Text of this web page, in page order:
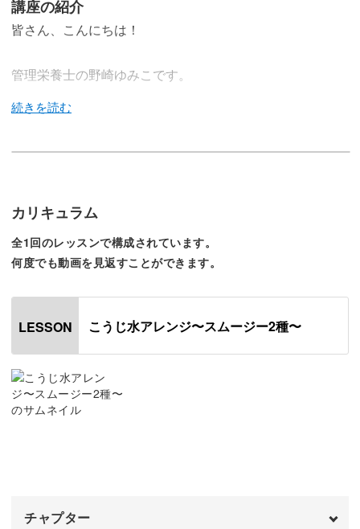
講座の紹介
皆さん、こんにちは！
管理栄養士の野崎ゆみこです。
秘改善・代謝UPが期待できます。
みませんか？
スッキリ飲むなら野菜・フルーツのスムージー
カリキュラム
全1回のレッスンで構成されています。
何度でも動画を見返すことができます。
LESSON こうじ水アレンジ〜スムージー2種〜
チャプター